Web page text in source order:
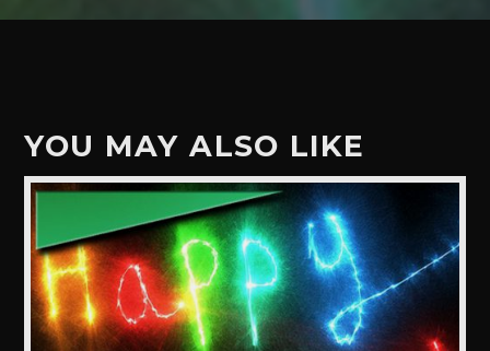
YOU MAY ALSO LIKE